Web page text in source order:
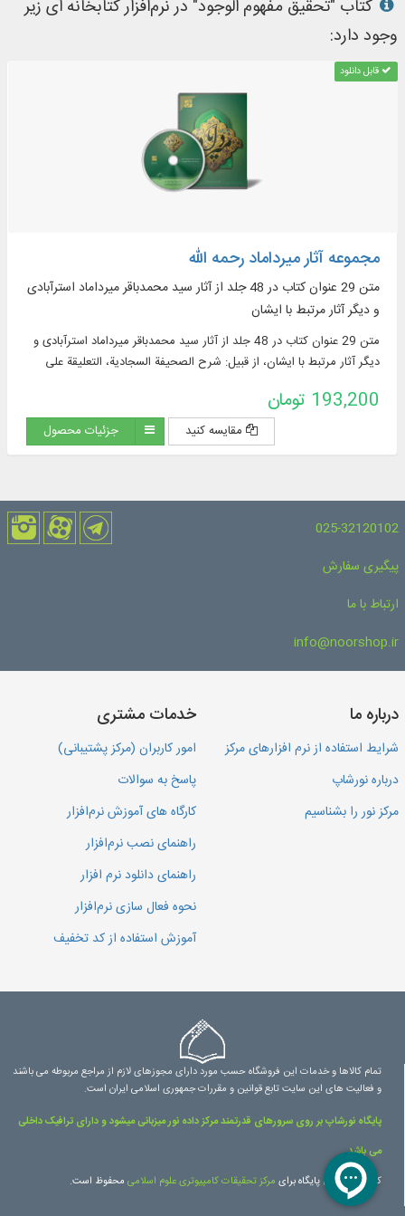
کتاب "تحقیق مفهوم الوجود" در نرم‌افزار کتابخانه ای زیر
وجود دارد:
قابل دانلود
مجموعه آثار میرداماد رحمه الله
متن 29 عنوان کتاب در 48 جلد از آثار سید محمدباقر میرداماد استرآبادی
و دیگر آثار مرتبط با ایشان
متن 29 عنوان کتاب در 48 جلد از آثار سید محمدباقر میرداماد استرآبادی و
دیگر آثار مرتبط با ایشان، از قبیل: شرح الصحیفة السجادیة، التعلیقة علی
193,200 تومان
مقایسه کنید جزئیات محصول
025-32120102
پیگیری سفارش
ارتباط با ما
info@noorshop.ir
درباره ما
شرایط استفاده از نرم افزارهای مرکز
درباره نورشاپ
مرکز نور را بشناسیم
خدمات مشتری
امور کاربران (مرکز پشتیبانی)
پاسخ به سوالات
کارگاه های آموزش نرم‌افزار
راهنمای نصب نرم‌افزار
راهنمای دانلود نرم افزار
نحوه فعال سازی نرم‌افزار
آموزش استفاده از کد تخفیف
تمام کالاها و خدمات این فروشگاه حسب مورد دارای مجوزهای لازم از مراجع مربوطه می باشند
و فعالیت های این سایت تابع قوانین و مقررات جمهوری اسلامی ایران است.
پایگاه نورشاپ بر روی سرورهای قدرتمند مرکز داده نور میزبانی میشود و دارای ترافیک داخلی
می باشد.
کلیه حقوق این پایگاه برای مرکز تحقیقات کامپیوتری علوم اسلامی محفوظ است.